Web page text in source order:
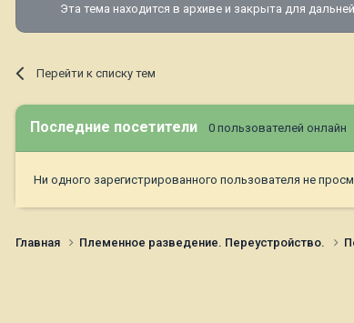
Эта тема находится в архиве и закрыта для
Перейти к списку тем
Последние посетители 0 пользователей онлайн
Ни одного зарегистрированного пользователя не
Главная Племенное разведение. Переустройство.